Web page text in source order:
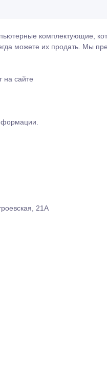
комплектующие,
можете их продать. Мы
на сайте
21А